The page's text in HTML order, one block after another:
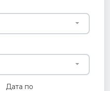
Дата по